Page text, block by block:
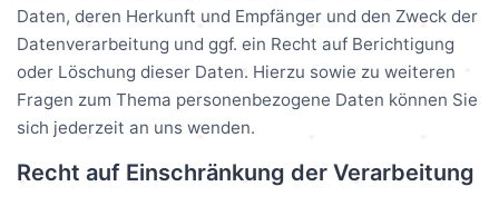
Daten, deren Herkunft und Empfänger und den Zweck der
Datenverarbeitung und ggf. ein Recht auf Berichtigung
oder Löschung dieser Daten. Hierzu sowie zu weiteren
Fragen zum Thema personenbezogene Daten können Sie
sich jederzeit an uns wenden.
Recht auf Einschränkung der Verarbeitung